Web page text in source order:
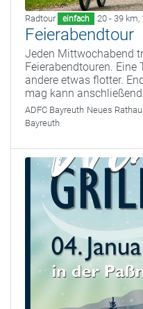
Radtour einfach 20 - 39 km,
Feierabendtour
Jeden Mittwochabend
Feierabendtouren.
andere etwas flotter.
mag kann
ADFC Bayreuth Neues
Bayreuth